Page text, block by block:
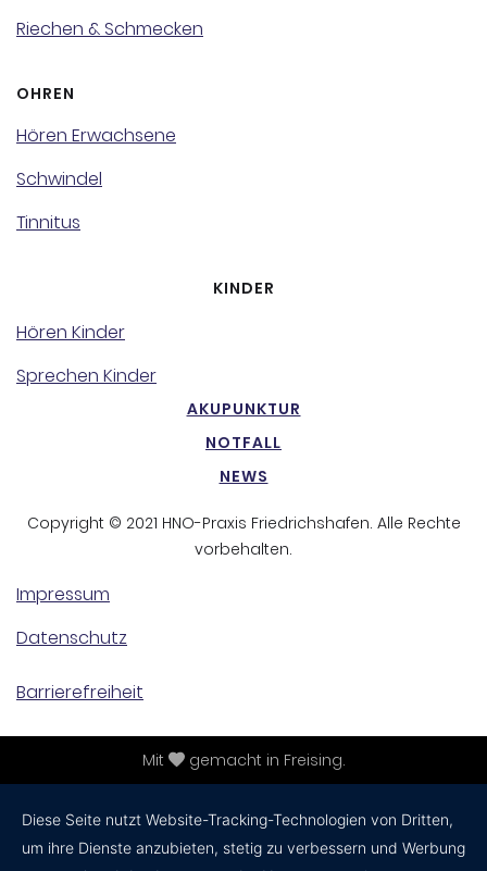
Riechen & Schmecken
OHREN
Hören Erwachsene
Schwindel
Tinnitus
KINDER
Hören Kinder
Sprechen Kinder
AKUPUNKTUR
NOTFALL
NEWS
Copyright © 2021 HNO-Praxis Friedrichshafen. Alle Rechte
vorbehalten.
Impressum
Datenschutz
Barrierefreiheit
Mit gemacht in Freising.
Diese Seite nutzt Website-Tracking-Technologien von Dritten,
um ihre Dienste anzubieten, stetig zu verbessern und Werbung